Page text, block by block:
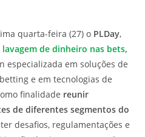
quarta-feira (27) o PLDay,
lavagem de dinheiro nas bets,
especializada em soluções de
e em tecnologias de
finalidade reunir
de diferentes segmentos do
desafios, regulamentações e